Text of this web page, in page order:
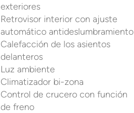
exteriores
Retrovisor interior con ajuste
automático antideslumbramiento
Calefacción de los asientos
delanteros
Luz ambiente
Climatizador bi-zona
Control de crucero con función
de freno